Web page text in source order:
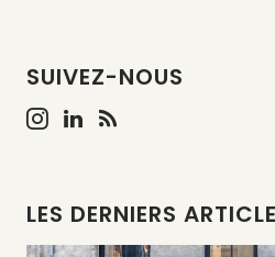
SUIVEZ-NOUS
LES DERNIERS